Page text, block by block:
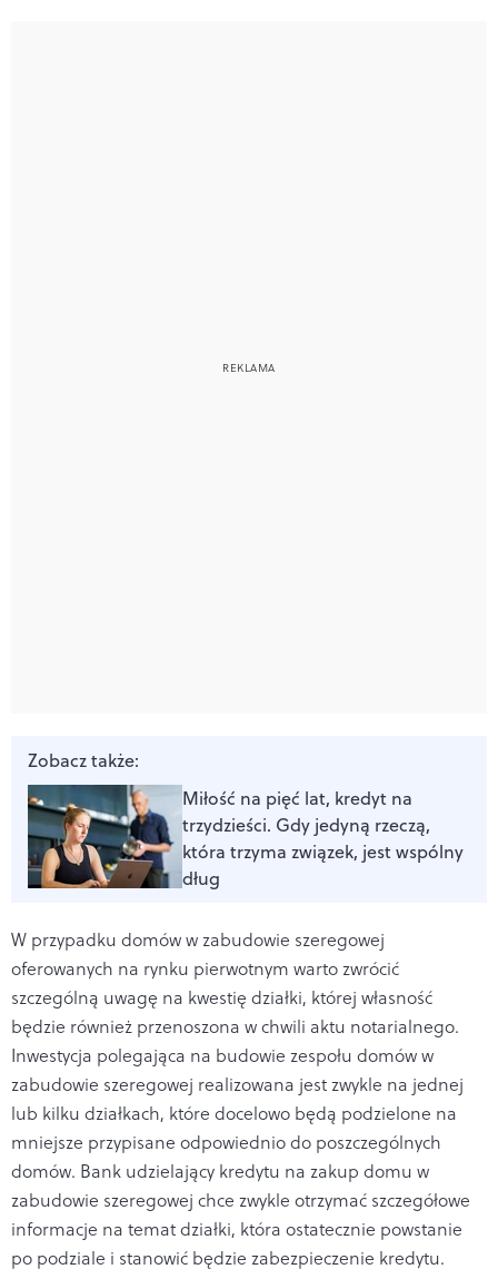
Zobacz także:
Miłość na pięć lat, kredyt na
trzydzieści. Gdy jedyną rzeczą,
która trzyma związek, jest wspólny
dług
W przypadku domów w zabudowie szeregowej
oferowanych na rynku pierwotnym warto zwrócić
szczególną uwagę na kwestię działki, której własność
będzie również przenoszona w chwili aktu notarialnego.
Inwestycja polegająca na budowie zespołu domów w
zabudowie szeregowej realizowana jest zwykle na jednej
lub kilku działkach, które docelowo będą podzielone na
mniejsze przypisane odpowiednio do poszczególnych
domów. Bank udzielający kredytu na zakup domu w
zabudowie szeregowej chce zwykle otrzymać szczegółowe
informacje na temat działki, która ostatecznie powstanie
po podziale i stanowić będzie zabezpieczenie kredytu.